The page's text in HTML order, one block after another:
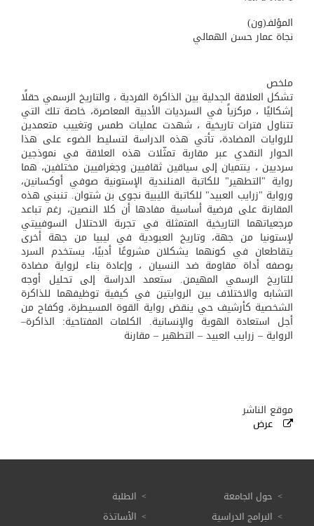
المؤلفـ(ون)
نجاة عمار حسن الهمالي
ملخص
تشكل العلاقة الجدلية بين الذاكرة الفردية ، والتاريخ الرسمي حقلًا
إشكاليًا ، مركزياً في السرديات الأدبية المعاصرة، خاصة تلك التي
تتناول فترات تاريخية ، شهدت عمليات طمس وتغييب متعمدين
للروايات المضادة، تأتي هذه الدراسة لتسليط الضوء على هذا
الحوار النقدي عبر مقاربة تمثّلات هذه العلاقة في نموذجين
سرديين ، ينتميان إلى سياقين ثقافيين وجغرافيين مختلفين، هما
رواية "التطهير" للكاتبة الفنلندية الإستونية صوفي أوكسانين،
ورواية "زرايب العبيد" للكاتبة الليبية نجوى بن شتوان. تنبني هذه
المقارنة على فرضية أساسية مفادها أن كلا النصين، رغم تباعد
مرجعياتهما التاريخية المتمثلة في تجربة الاحتلال السوفييتي
لإستونيا من جهة، وتاريخ العبودية في ليبيا من جهة أخرى
يتقاطعان في كونهما يشكلان مشروعًا أدبيًا، يستخدم السرد
بوصفه أداة مقاومة ضد النسيان ، وإعادة بناء لرواية مضادة
للتاريخ الرسمي المهيمن. ستعمد الدراسة إلى تحليل أوجه
التشابه والاختلاف بين الروايتين في كيفية توظيفهما للذاكرة
الشخصية كأرشيف حي ينقض رواية القوة المسيطرة، وكفاح من
أجل استعادة الهوية والإنسانية. الكلمات المفتاحية: الذاكرة–
الرواية – زرايب العبيد – التطهير – مقارنة
موقع الناشر
عرض
حول الجامعة
البرامج الدراسية
الطلبة
الأساتذة